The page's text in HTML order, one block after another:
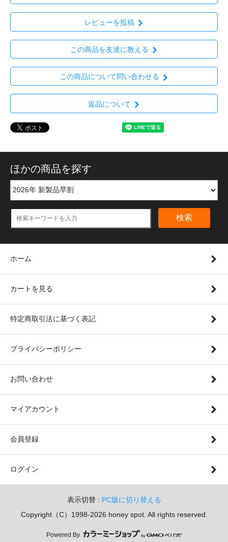
レビューを投稿
この商品を友達に教える
この商品について問い合わせる
返品について
ほかの商品を探す
検索
ホーム
カートを見る
特定商取引法に基づく表記
プライバシーポリシー
お問い合わせ
マイアカウント
会員登録
ログイン
表示切替 : PC版に切り替える
Copyright（C）1998-2026 honey spot. All rights reserved.
Powered By